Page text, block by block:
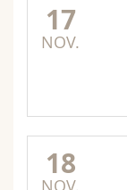
17
NOV.
18
NOV.